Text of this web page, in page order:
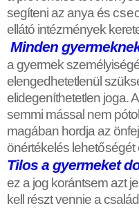
segíteni az anya és
ellátó intézmények
Minden
a gyermek
elengedhetetlenül
elidegeníthetetlen joga.
semmi mással nem
magában hordja az önfejl
önértékelés lehetőségét
Tilos a gyermeket
ez a jog korántsem azt
kell részt vennie a